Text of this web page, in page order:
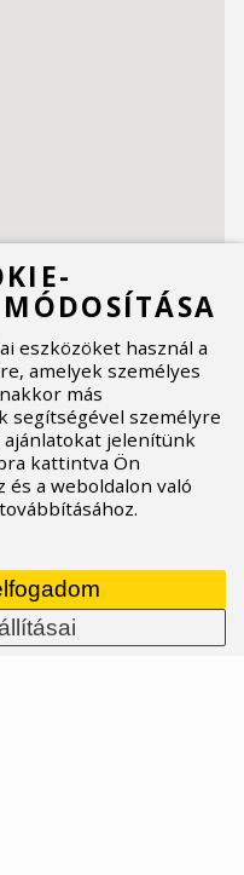
eszközöket használ a
amelyek személyes
más
segítségével személyre
jelenítünk
kattintva Ön
és a weboldalon való